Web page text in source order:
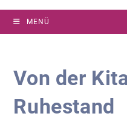
MENÜ
Von der
Ruhestand